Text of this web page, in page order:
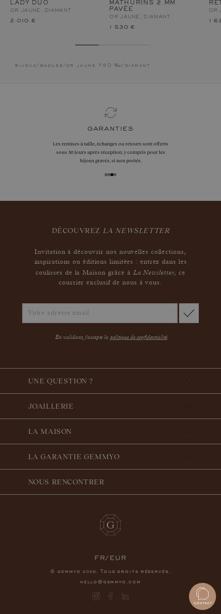
LADY DUO
OR JAUNE, DIAMANT
2 010 €
MATHURINS 2 MM
PAVÉE
OR JAUNE, DIAMANT
1 530 €
OR
1
bijoux / bagues / or jaune 750 ‰ / diamant
garanties
Les remises à taille, échanges ou retours sont offerts
sous 30 jours après réception, y compris pour les
bijoux gravés, si non portés.
DÉCOUVREZ LA NEWSLETTER
Invitation à découvrir nos nouvelles collections,
inspirations ou éditions limitées : entrez dans les
coulisses de la Maison grâce à La Newsletter,ce
courrier exclusif de nous à vous.
En validant, j'accepte la politique de confidentialité
UNE QUESTION ?
JOAILLERIE
LA MAISON
LA GARANTIE GEMMYO
NOUS RENCONTRER
FR/EUR
© gemmyo 2026 . Tous droits réservés.
hello@gemmyo.com